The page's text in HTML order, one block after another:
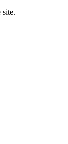
site.